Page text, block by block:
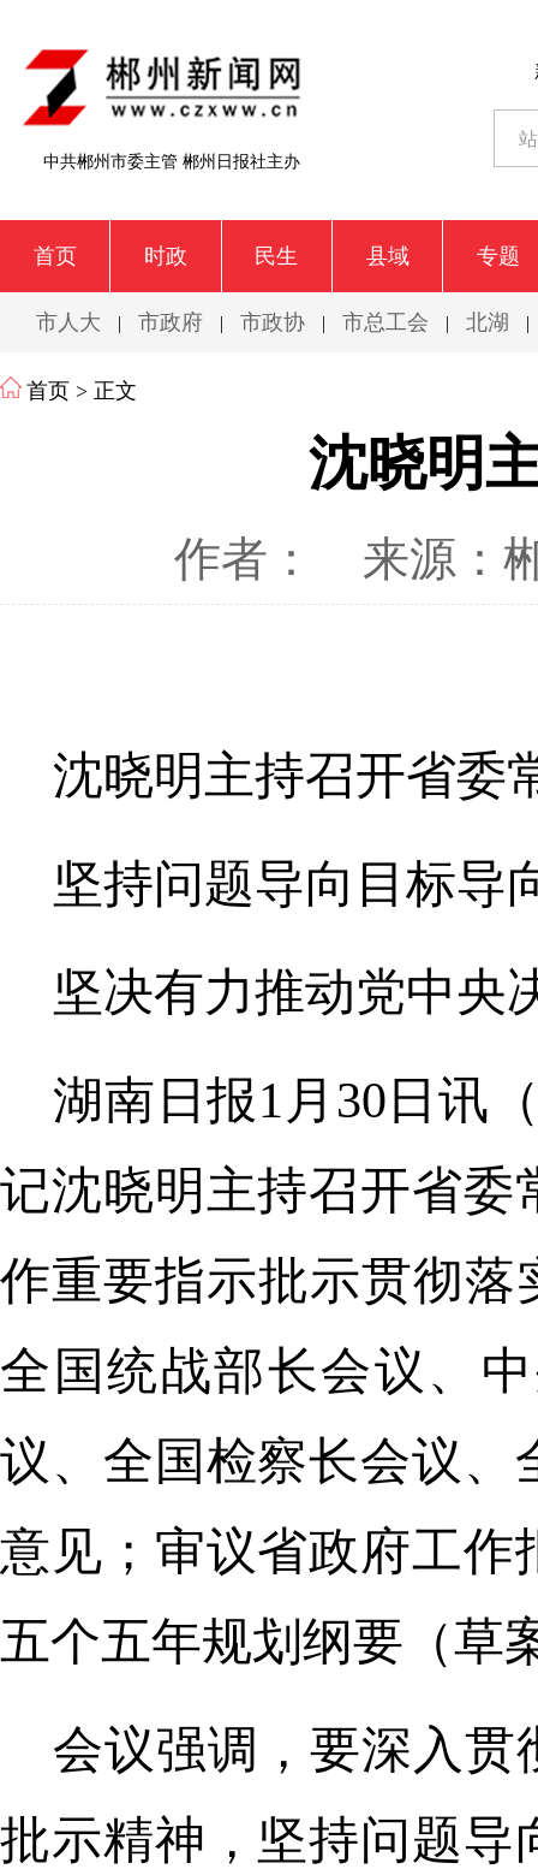
中共郴州市委主管 郴州日报社主办
首页 时政 民生 县域 专题
市人大 | 市政府 | 市政协 | 市总工会 | 北湖 |
首页 > 正文
沈晓明
作者： 来源：
沈晓明主持召开省委
坚持问题导向目标导
坚决有力推动党中央
湖南日报1月30日讯
记沈晓明主持召开省委
作重要指示批示贯彻落
全国统战部长会议、
议、全国检察长会议、
意见；审议省政府工作
五个五年规划纲要（草
会议强调，要深入贯
批示精神，坚持问题导